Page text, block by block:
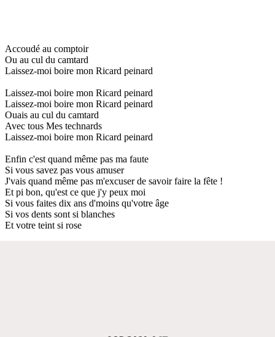
Accoudé au comptoir
Ou au cul du camtard
Laissez-moi boire mon Ricard peinard
Laissez-moi boire mon Ricard peinard
Laissez-moi boire mon Ricard peinard
Ouais au cul du camtard
Avec tous Mes technards
Laissez-moi boire mon Ricard peinard
Enfin c'est quand même pas ma faute
Si vous savez pas vous amuser
J'vais quand même pas m'excuser de savoir faire la fête !
Et pi bon, qu'est ce que j'y peux moi
Si vous faites dix ans d'moins qu'votre âge
Si vos dents sont si blanches
Et votre teint si rose